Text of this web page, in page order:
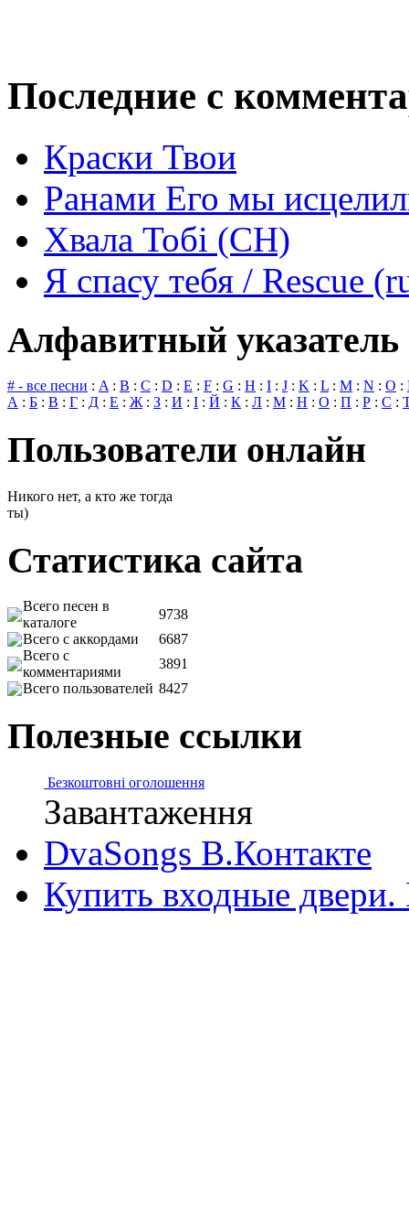
Последние с
Краски Твои
Ранами Его мы
Хвала Тобі (СН)
Я спасу тебя / Rescue
Алфавитный указатель
# - все песни : A : B : C : D : E : F : G : H : I : J : K : L : M : N : O :
А : Б : В : Г : Д : Е : Ж : З : И : І : Й : К : Л : М : Н : О : П : Р : С :
Пользователи онлайн
Никого нет, а кто же тогда
ты)
Статистика сайта
Всего песен в
каталоге
9738
Всего с аккордами
6687
Всего с
комментариями
3891
Всего пользователей 8427
Полезные ссылки
Безкоштовні оголошення
Завантаження
DvaSongs В.Контакте
Купить входные двери.